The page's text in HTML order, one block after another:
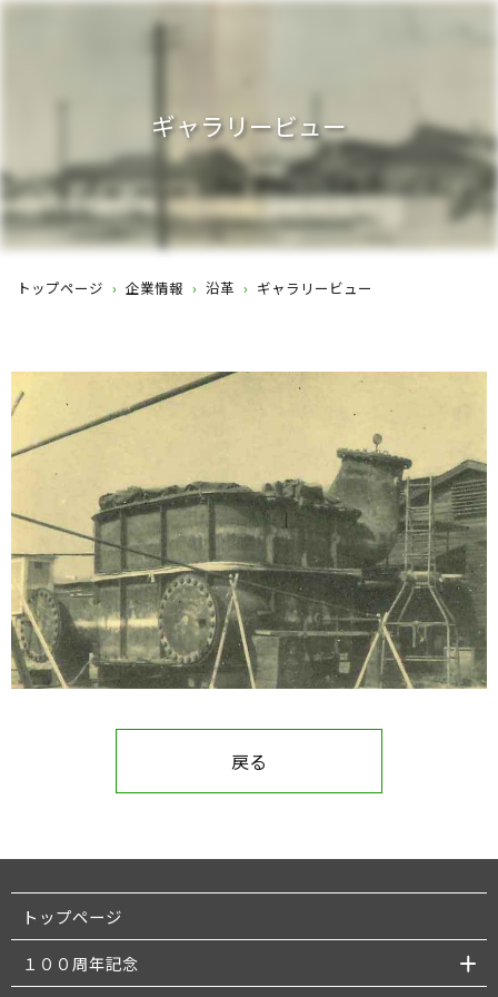
ギャラリービュー
トップページ › 企業情報 › 沿革 › ギャラリービュー
戻る
トップページ
１００周年記念